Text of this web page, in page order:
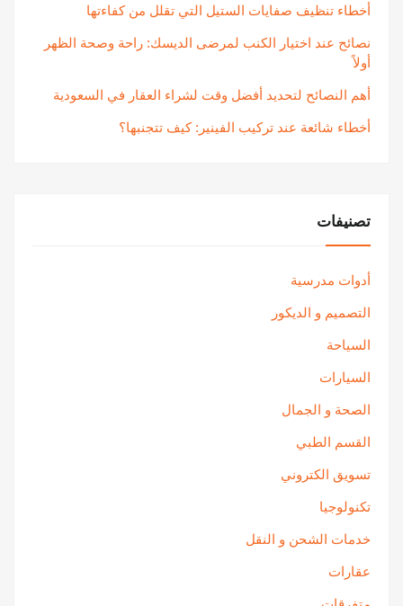
أخطاء تنظيف صفايات الستيل التي تقلل من كفاءتها
نصائح عند اختيار الكنب لمرضى الديسك: راحة وصحة الظهر
أولاً
أهم النصائح لتحديد أفضل وقت لشراء العقار في السعودية
أخطاء شائعة عند تركيب الفينير: كيف تتجنبها؟
تصنيفات
أدوات مدرسية
التصميم و الديكور
السياحة
السيارات
الصحة و الجمال
القسم الطبي
تسويق الكتروني
تكنولوجيا
خدمات الشحن و النقل
عقارات